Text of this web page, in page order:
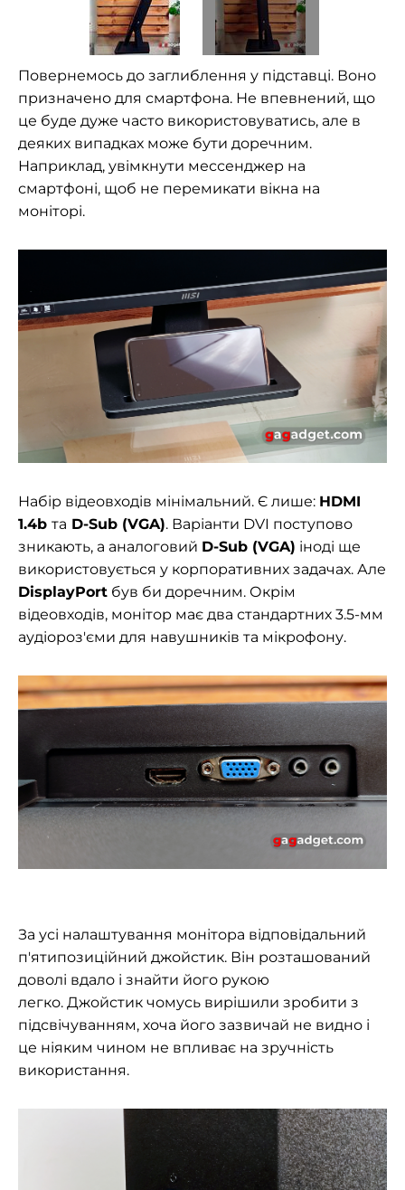
Повернемось до заглиблення у підставці. Воно
призначено для смартфона. Не впевнений, що
це буде дуже часто використовуватись, але в
деяких випадках може бути доречним.
Наприклад, увімкнути мессенджер на
смартфоні, щоб не перемикати вікна на
моніторі.
Набір відеовходів мінімальний. Є лише: HDMI
1.4b та D-Sub (VGA). Варіанти DVI поступово
зникають, а аналоговий D-Sub (VGA) іноді ще
використовується у корпоративних задачах. Але
DisplayPort був би доречним. Окрім
відеовходів, монітор має два стандартних 3.5-мм
аудіороз'єми для навушників та мікрофону.
За усі налаштування монітора відповідальний
п'ятипозиційний джойстик. Він розташований
доволі вдало і знайти його рукою
легко. Джойстик чомусь вирішили зробити з
підсвічуванням, хоча його зазвичай не видно і
це ніяким чином не впливає на зручність
використання.